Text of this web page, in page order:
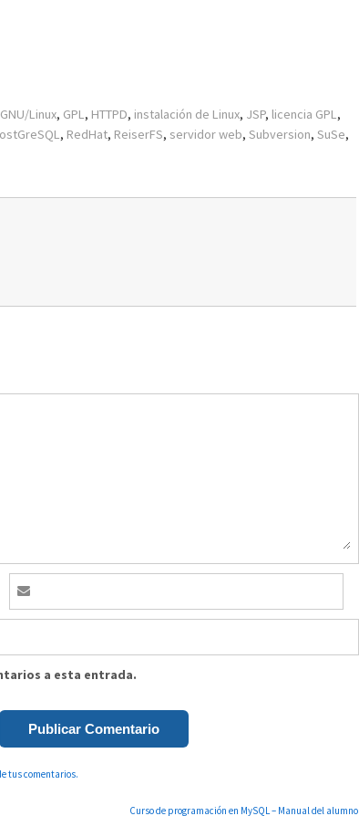
GNU/Linux, GPL, HTTPD, instalación de Linux, JSP, licencia GPL,
, RedHat, ReiserFS, servidor web, Subversion, SuSe,
a esta entrada.
tus comentarios.
Curso de programación en MySQL – Manual del alumno